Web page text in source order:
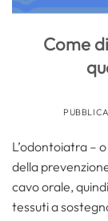
Come
L’odontoiatra –
della
cavo orale,
tessuti a